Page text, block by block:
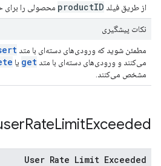
از طریق فیلد productID محصولی را
نکات پیشگیری
مطمئن شوید که ورودی‌های دسته‌ای با متد
می‌کنند و ورودی‌های دسته‌ای با متد get یا
مشخص می‌کنند.
RateLimitExceeded
User Rate Limit Exceeded